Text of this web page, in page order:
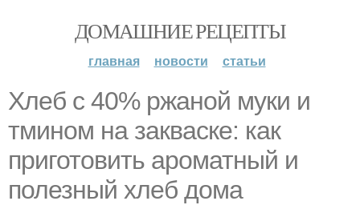
ДОМАШНИЕ РЕЦЕПТЫ
главная новости статьи
Хлеб с 40% ржаной муки и
тмином на закваске: как
приготовить ароматный и
полезный хлеб дома